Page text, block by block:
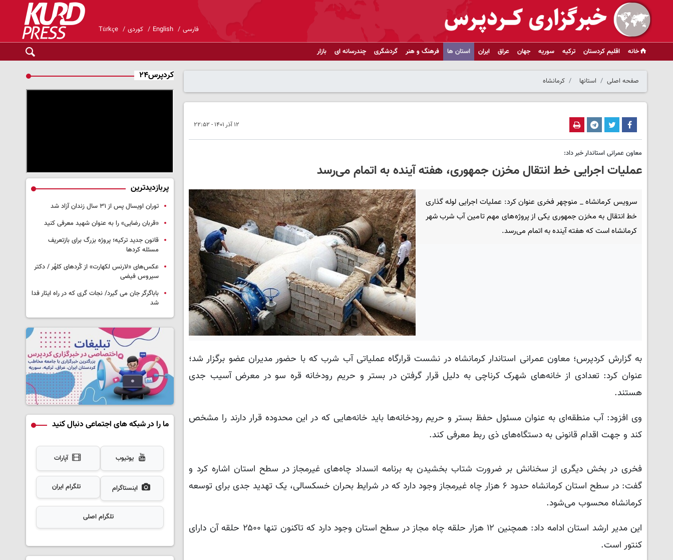
فارسی English کوردی Türkçe
خانه اقلیم کردستان ترکیه سوریه جهان عراق ایران استان ها فرهنگ و هنر گردشگری چندرسانه ای بازار
صفحه اصلی استانها کرمانشاه
۱۲ آذر ۱۴۰۱ - ۲۲:۵۲
معاون عمرانی استاندار خبر داد:
عملیات اجرایی خط انتقال مخزن جمهوری، هفته آینده به اتمام می‌رسد
سرویس کرمانشاه _ منوچهر فخری عنوان کرد: عملیات اجرایی لوله گذاری
خط انتقال به مخزن جمهوری یکی از پروژه‌های مهم تامین آب شرب شهر
کرمانشاه است که هفته آینده به اتمام می‌رسد.
به گزارش کردپرس؛ معاون عمرانی استاندار کرمانشاه در نشست قرارگاه عملیاتی آب شرب که با حضور مدیران عضو برگزار شد؛
عنوان کرد: تعدادی از خانه‌های شهرک کرناچی به دلیل قرار گرفتن در بستر و حریم رودخانه قره سو در معرض آسیب جدی
هستند.
وی افزود: آب منطقه‌ای به عنوان مسئول حفظ بستر و حریم رودخانه‌ها باید خانه‌هایی که در این محدوده قرار دارند را مشخص
کند و جهت اقدام قانونی به دستگاه‌های ذی ربط معرفی کند.
فخری در بخش دیگری از سخنانش بر ضرورت شتاب بخشیدن به برنامه انسداد چاه‌های غیرمجاز در سطح استان اشاره کرد و
گفت: در سطح استان کرمانشاه حدود ۶ هزار چاه غیرمجاز وجود دارد که در شرایط بحران خسکسالی، یک تهدید جدی برای توسعه
کرمانشاه محسوب می‌شود.
این مدیر ارشد استان ادامه داد: همچنین ۱۲ هزار حلقه چاه مجاز در سطح استان وجود دارد که تاکنون تنها ۲۵۰۰ حلقه آن دارای
کنتور است.
کردپرس۲۴
پربازدیدترین
توران اویسال پس از ۳۱ سال زندان آزاد شد
«قربان رضایی» را به عنوان شهید معرفی کنید
قانون جدید ترکیه؛ پروژه بزرگ‌ برای بازتعریف
مسئله کردها
عکس‌های «لارنس لکهارت» از کُردهای کلهُر / دکتر
سیروس فیضی
باباگرگر جان می گیرد/ نجات گری که در راه ایثار فدا
شد
ما را در شبکه های اجتماعی دنبال کنید
یوتیوب آپارات
اینستاگرام تلگرام ایران
تلگرام اصلی